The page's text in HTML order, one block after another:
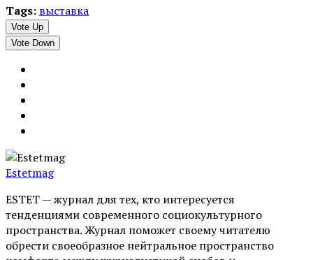
Tags: выставка
Vote Up
Vote Down
Estetmag
ESTET — журнал для тех, кто интересуeтся
тенденциями современного социокультурного
пространства. Журнал поможет своему читателю
обрести своеобразное нейтральное пространство